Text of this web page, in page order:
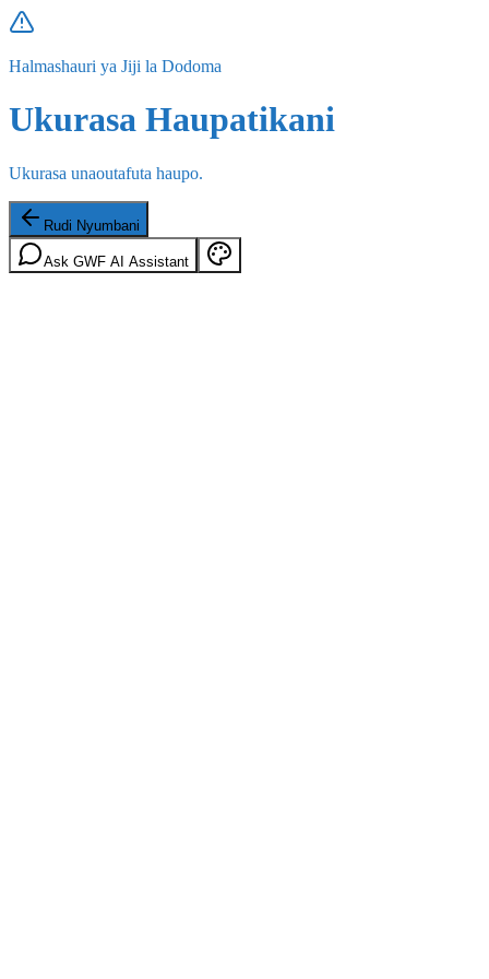
Halmashauri ya Jiji la Dodoma
Ukurasa Haupatikani
Ukurasa unaoutafuta haupo.
Rudi Nyumbani
Ask GWF AI Assistant